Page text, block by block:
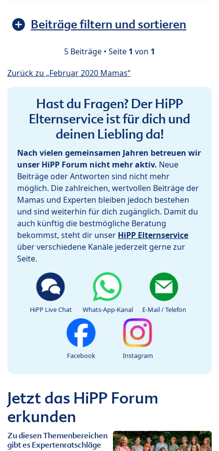
Beiträge filtern und sortieren
5 Beiträge • Seite 1 von 1
Zurück zu „Februar 2020 Mamas“
Hast du Fragen? Der HiPP
Elternservice ist für dich und
deinen Liebling da!
Nach vielen gemeinsamen Jahren betreuen wir
unser HiPP Forum nicht mehr aktiv. Neue
Beiträge oder Antworten sind nicht mehr
möglich. Die zahlreichen, wertvollen Beiträge der
Mamas und Experten bleiben jedoch bestehen
und sind weiterhin für dich zugänglich. Damit du
auch künftig die bestmögliche Beratung
bekommst, steht dir unser HiPP Elternservice
über verschiedene Kanäle jederzeit gerne zur
Seite.
HiPP Live Chat Whats-App-Kanal E-Mail / Telefon
Facebook Instagram
Jetzt das HiPP Forum
erkunden
Zu diesen Themenbereichen
gibt es Expertenratschläge